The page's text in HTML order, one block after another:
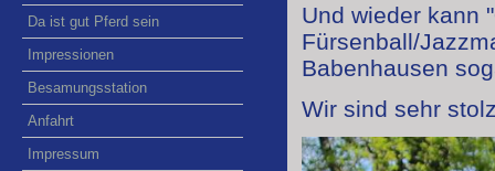
Da ist gut Pferd sein
Impressionen
Besamungsstation
Anfahrt
Impressum
Und wieder kann "
Fürsenball/
Babenhausen
Wir sind sehr